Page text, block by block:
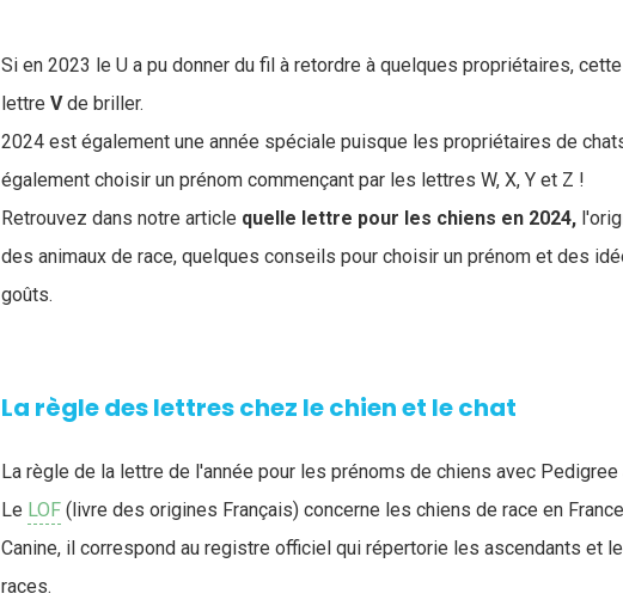
Si en 2023 le U a pu donner du fil à retordre à quelques propriétaires,
lettre Vde briller.
2024 est également une année spéciale puisque les propriétaires de
également choisir un prénom commençant par les lettres W, X, Y et Z !
Retrouvez dans notre article quelle lettre pour les chiens en 2024,
des animaux de race, quelques conseils pour choisir un prénom et des
goûts.
La règle des lettres chez le chien et le chat
La règle de la lettre de l'année pour les prénoms de chiens avec Pedigree
Le LOF (livre des origines Français) concerne les chiens de race en
Canine, il correspond au registre officiel qui répertorie les ascendants et
races.